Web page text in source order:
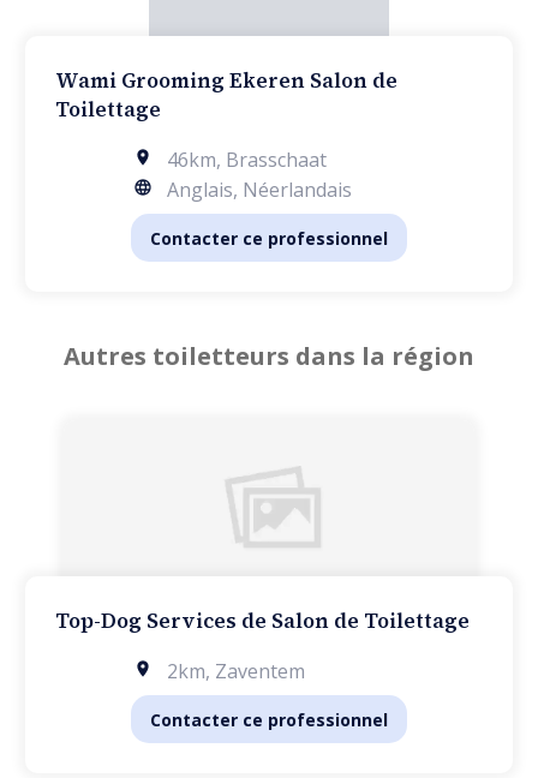
Wami Grooming Ekeren Salon de
Toilettage
46km, Brasschaat
Anglais, Néerlandais
Contacter ce professionnel
Autres toiletteurs dans la région
Top-Dog Services de Salon de Toilettage
2km, Zaventem
Contacter ce professionnel